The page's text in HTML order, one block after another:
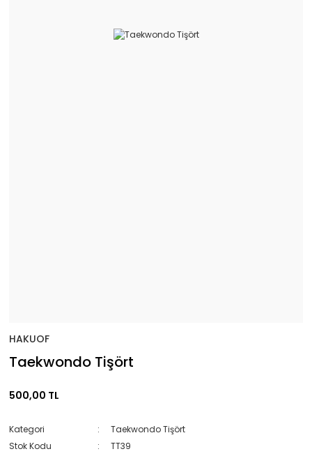
HAKUOF
Taekwondo Tişört
500,00 TL
Kategori
Taekwondo Tişört
Stok Kodu
TT39